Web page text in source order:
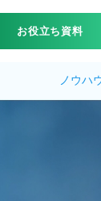
お役立ち資料
ノウハ